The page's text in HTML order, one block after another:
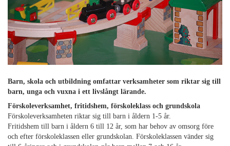
Barn, skola och utbildning omfattar verksamheter som riktar sig till
barn, unga och vuxna i ett livslångt lärande.
Förskoleverksamhet, fritidshem, förskoleklass och grundskola
Förskoleverksamheten riktar sig till barn i åldern 1-5 år.
Fritidshem till barn i åldern 6 till 12 år, som har behov av omsorg före
och efter förskoleklassen eller grundskolan. Förskoleklassen vänder sig